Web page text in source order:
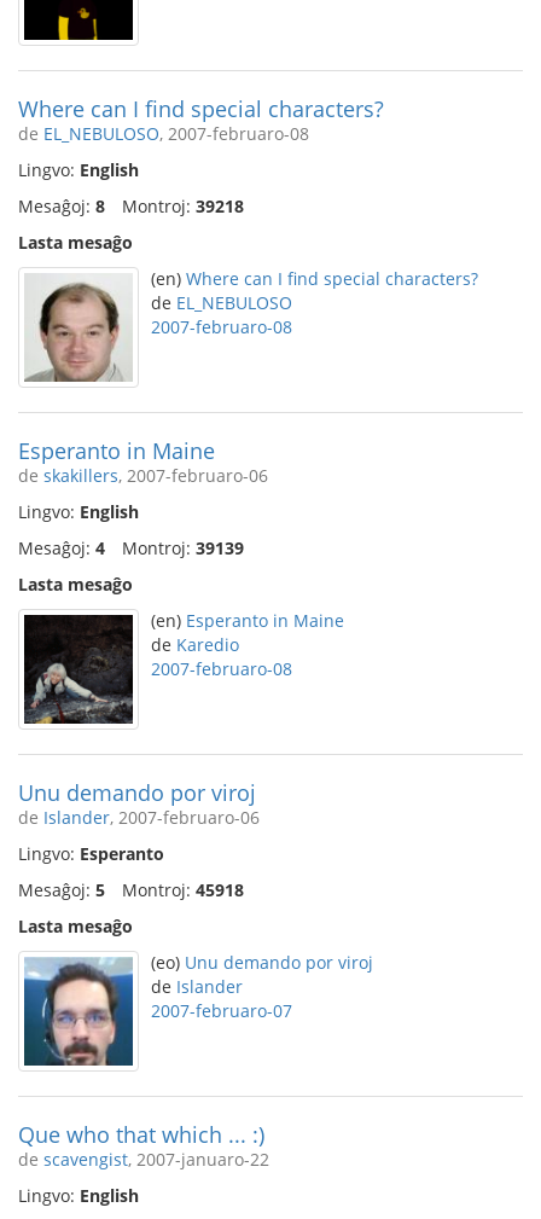
Where can I find special characters?
de EL_NEBULOSO, 2007-februaro-08
Lingvo: English
Mesaĝoj: 8 Montroj: 39218
Lasta mesaĝo
(en) Where can I find special characters?
de EL_NEBULOSO
2007-februaro-08
Esperanto in Maine
de skakillers, 2007-februaro-06
Lingvo: English
Mesaĝoj: 4 Montroj: 39139
Lasta mesaĝo
(en) Esperanto in Maine
de Karedio
2007-februaro-08
Unu demando por viroj
de Islander, 2007-februaro-06
Lingvo: Esperanto
Mesaĝoj: 5 Montroj: 45918
Lasta mesaĝo
(eo) Unu demando por viroj
de Islander
2007-februaro-07
Que who that which ... :)
de scavengist, 2007-januaro-22
Lingvo: English